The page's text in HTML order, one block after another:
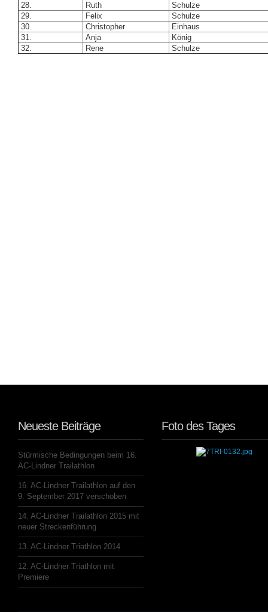
28.
Ruth
Schulze
29.
Felix
Schulze
30.
Christopher
Einhaus
31.
Anja
König
32.
Rene Schulze
Neueste Beiträge
Stürmische Bedingungen beim 16.
AC-Lindner Trailathlon
16. AC-Lindner Trailathlon auf den
9. September 2017 verschoben
14. AC-Lindner Trailathlon 2015 mit
neuer Streckenführung
13. AC-Lindner Triathlon 2014
12. AC-Lindner Triathlon mit
Premiere
Foto des Tages